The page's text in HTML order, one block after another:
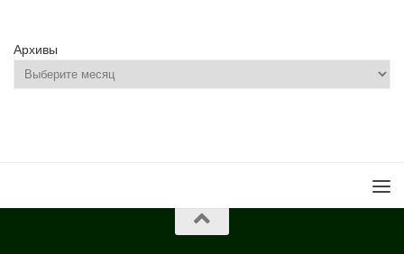
Архивы